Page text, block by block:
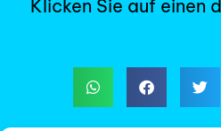
Klicken Sie auf einen